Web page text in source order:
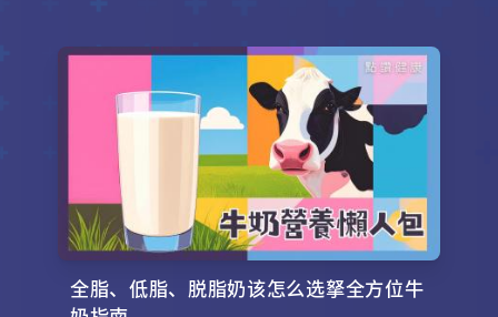
全脂、低脂、脱脂奶该怎么选拏全方位牛